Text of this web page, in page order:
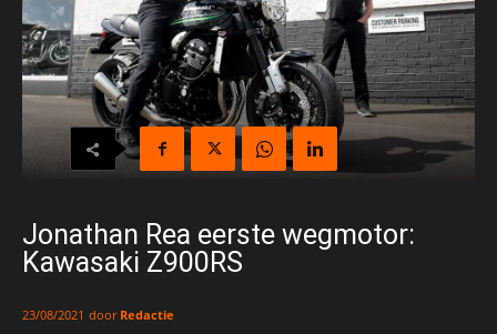
Jonathan Rea eerste wegmotor:
Kawasaki Z900RS
23/08/2021 door Redactie